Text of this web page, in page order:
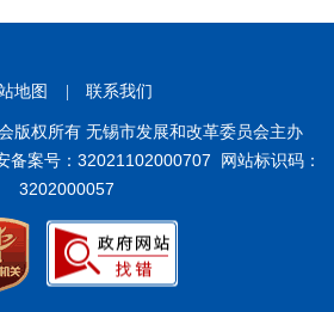
地图 联系我们
版权所有 无锡市发展和改革委员会主办
备案号：32021102000707 网站标识码：
3202000057